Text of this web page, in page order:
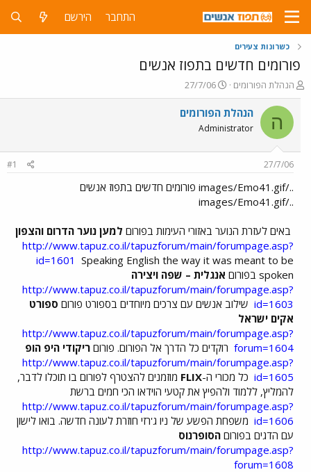
התחבר הירשם
כשרונות צעירים
פורומים חדשים בתפוז אנשים
פ
ו
ת
ח
ה
ו
ש
הנהלת הפורומים
פ
ו
ר
ם
ר
י
ך
27/7/06
ה הנהלת הפורומים
Administrator
27/7/06
#1
../images/Emo41.gif פורומים חדשים בתפוז אנשים
../images/Emo41.gif
באים לעזרת הנוער באזורי העימות בפורום למען נוער הדרום והצפון
http://www.tapuz.co.il/tapuzforum/main/forumpage.asp?
id=1601 Speaking English the way it was meant to be
spoken בפורום
אנגלית – שפה ויצירה
http://www.tapuz.co.il/tapuzforum/main/forumpage.asp?
id=1603 שילוב אנשים עם צרכים מיוחדים בספורט פורום ספורט
אקים ישראל
http://www.tapuz.co.il/tapuzforum/main/forumpage.asp?
forum=1604 רוקדים כל הדרך אל הפורום. פורום ריקודי היפ הופ
http://www.tapuz.co.il/tapuzforum/main/forumpage.asp?
id=1605 כל מכורי ה-FLIX מוזמנים להצטרף לפורום בו תוכלו לדבר,
להמליץ, ללמוד ולהפיץ את קטעי הוידאו הכי חמים ברשת
http://www.tapuz.co.il/tapuzforum/main/forumpage.asp?
id=1606 משפחת הפשע של ניו ג'רזי חוזרת לעונה חדשה. בואו לישון
עם הדגים בפורום הסופרנוס
http://www.tapuz.co.il/tapuzforum/main/forumpage.asp?
forum=1608